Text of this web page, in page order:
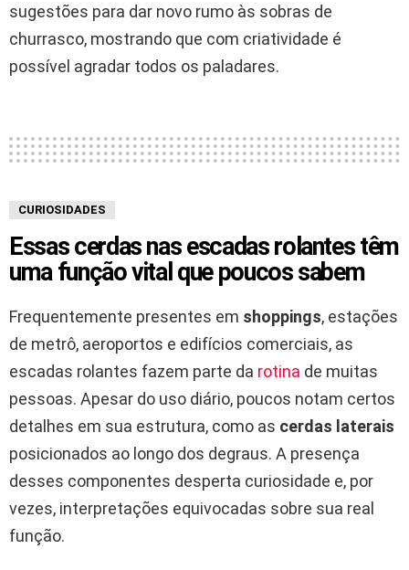
sugestões para dar novo rumo às sobras de
churrasco, mostrando que com criatividade é
possível agradar todos os paladares.
CURIOSIDADES
Essas cerdas nas escadas rolantes têm
uma função vital que poucos sabem
Frequentemente presentes em shoppings, estações
de metrô, aeroportos e edifícios comerciais, as
escadas rolantes fazem parte da rotina de muitas
pessoas. Apesar do uso diário, poucos notam certos
detalhes em sua estrutura, como as cerdas laterais
posicionados ao longo dos degraus. A presença
desses componentes desperta curiosidade e, por
vezes, interpretações equivocadas sobre sua real
função.